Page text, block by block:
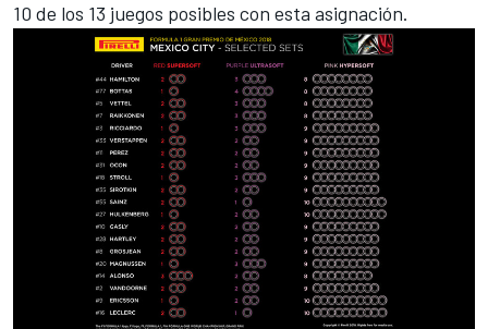
10 de los 13 juegos posibles con esta asignación.